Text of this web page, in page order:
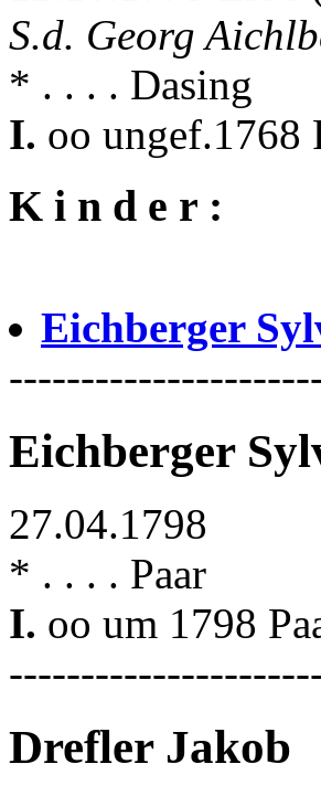
S.d. Georg
* . . . . Dasing
I. oo ungef.1768
K i n d e r :
Eichberger
Eichberger
27.04.1798
* . . . . Paar
I. oo um 1798
Drefler Jakob